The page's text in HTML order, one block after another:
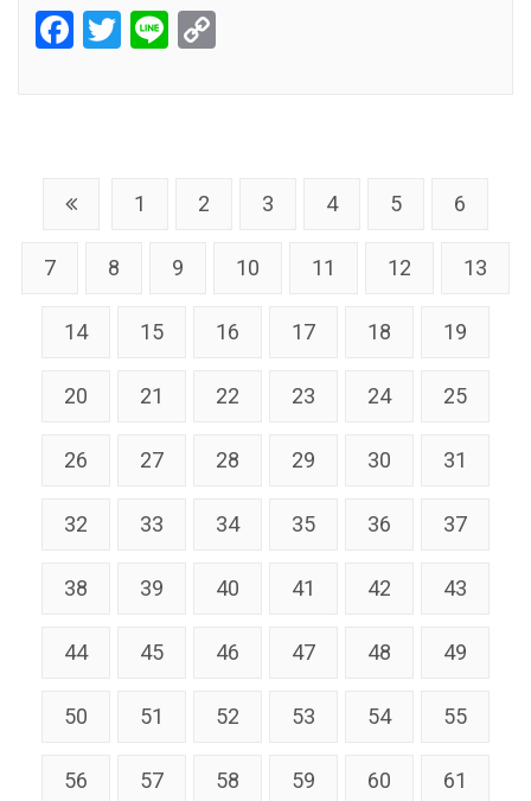
Facebook
Twitter
Line
1 2 3 4 5 6
7 8 9 10 11 12 13
14 15 16 17 18 19
20 21 22 23 24 25
26 27 28 29 30 31
32 33 34 35 36 37
38 39 40 41 42 43
44 45 46 47 48 49
50 51 52 53 54 55
56 57 58 59 60 61